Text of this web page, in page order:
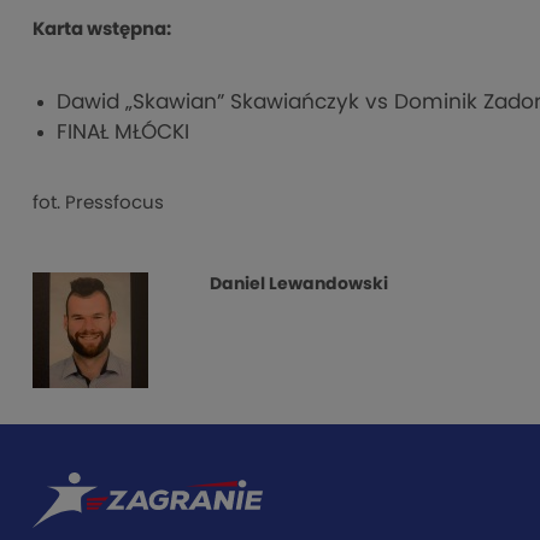
Karta wstępna:
Dawid „Skawian” Skawiańczyk vs Dominik
FINAŁ MŁÓCKI
fot. Pressfocus
Daniel Lewandowski